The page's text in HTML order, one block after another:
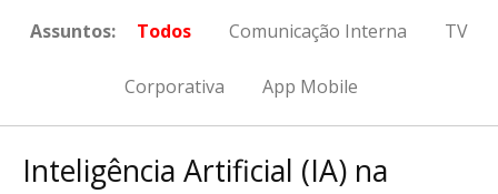
Assuntos: Todos Comunicação Interna TV
Corporativa App Mobile
Inteligência Artificial (IA) na